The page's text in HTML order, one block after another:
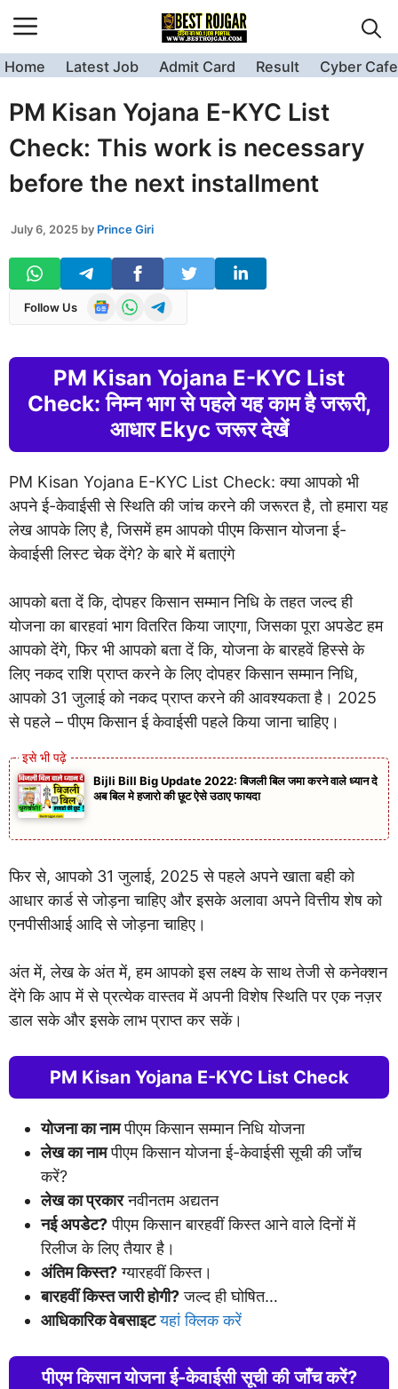
to
content
Home Latest Job Admit Card Result Cyber Cafe
PM Kisan Yojana E-KYC List
Check: This work is necessary
before the next installment
July 6, 2025 by Prince Giri
Follow Us
PM Kisan Yojana E-KYC List
Check: निम्न भाग से पहले यह काम है जरूरी,
आधार Ekyc जरूर देखें
PM Kisan Yojana E-KYC List Check: क्या आपको भी
अपने ई-केवाईसी से स्थिति की जांच करने की जरूरत है, तो हमारा यह
लेख आपके लिए है, जिसमें हम आपको पीएम किसान योजना ई-
केवाईसी लिस्ट चेक देंगे? के बारे में बताएंगे
आपको बता दें कि, दोपहर किसान सम्मान निधि के तहत जल्द ही
योजना का बारहवां भाग वितरित किया जाएगा, जिसका पूरा अपडेट हम
आपको देंगे, फिर भी आपको बता दें कि, योजना के बारहवें हिस्से के
लिए नकद राशि प्राप्त करने के लिए दोपहर किसान सम्मान निधि,
आपको 31 जुलाई को नकद प्राप्त करने की आवश्यकता है। 2025
से पहले – पीएम किसान ई केवाईसी पहले किया जाना चाहिए।
Bijli Bill Big Update 2022: बिजली बिल जमा करने वाले ध्यान दे
अब बिल मे हजारो की छूट ऐसे उठाए फायदा
फिर से, आपको 31 जुलाई, 2025 से पहले अपने खाता बही को
आधार कार्ड से जोड़ना चाहिए और इसके अलावा अपने वित्तीय शेष को
एनपीसीआई आदि से जोड़ना चाहिए।
अंत में, लेख के अंत में, हम आपको इस लक्ष्य के साथ तेजी से कनेक्शन
देंगे कि आप में से प्रत्येक वास्तव में अपनी विशेष स्थिति पर एक नज़र
डाल सके और इसके लाभ प्राप्त कर सकें।
PM Kisan Yojana E-KYC List Check
योजना का नामपीएम किसान सम्मान निधि योजना
लेख का नामपीएम किसान योजना ई-केवाईसी सूची की जाँच
करें?
लेख का प्रकारनवीनतम अद्यतन
नई अपडेट?पीएम किसान बारहवीं किस्त आने वाले दिनों में
रिलीज के लिए तैयार है।
अंतिम किस्त?ग्यारहवीं किस्त।
बारहवीं किस्त जारी होगी?जल्द ही घोषित…
आधिकारिक वेबसाइट यहां क्लिक करें
पीएम किसान योजना ई-केवाईसी सूची की जाँच करें?